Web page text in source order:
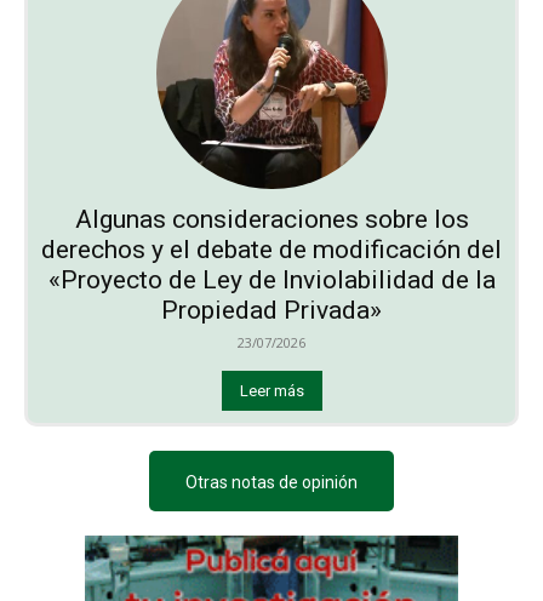
Algunas consideraciones sobre los
derechos y el debate de modificación del
«Proyecto de Ley de Inviolabilidad de la
Propiedad Privada»
23/07/2026
Leer más
Otras notas de opinión